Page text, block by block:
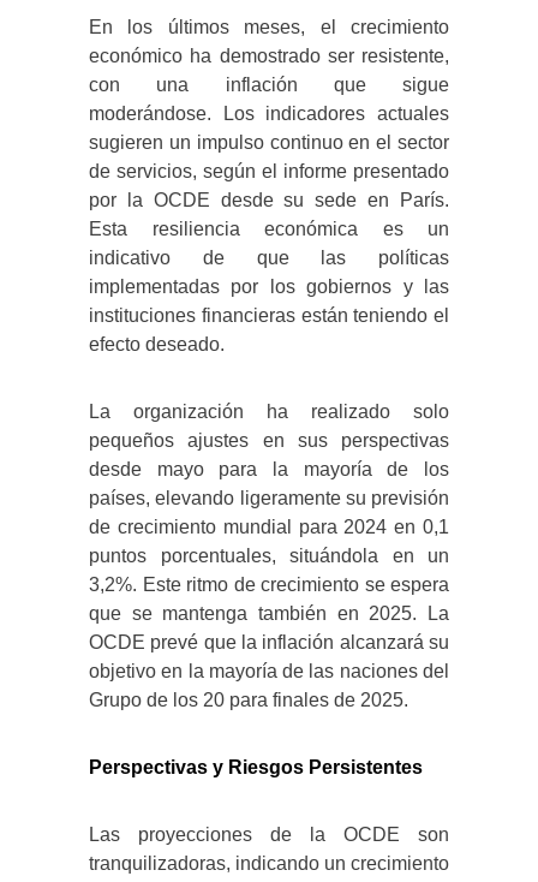
En los últimos meses, el crecimiento
económico ha demostrado ser resistente,
con una inflación que sigue
moderándose. Los indicadores actuales
sugieren un impulso continuo en el sector
de servicios, según el informe presentado
por la OCDE desde su sede en París.
Esta resiliencia económica es un
indicativo de que las políticas
implementadas por los gobiernos y las
instituciones financieras están teniendo el
efecto deseado.
La organización ha realizado solo
pequeños ajustes en sus perspectivas
desde mayo para la mayoría de los
países, elevando ligeramente su previsión
de crecimiento mundial para 2024 en 0,1
puntos porcentuales, situándola en un
3,2%. Este ritmo de crecimiento se espera
que se mantenga también en 2025. La
OCDE prevé que la inflación alcanzará su
objetivo en la mayoría de las naciones del
Grupo de los 20 para finales de 2025.
Perspectivas y Riesgos Persistentes
Las proyecciones de la OCDE son
tranquilizadoras, indicando un crecimiento